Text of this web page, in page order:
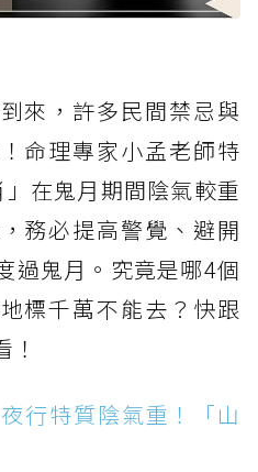
來，許多民間禁忌與
命理專家小孟老師特
在鬼月期間陰氣較重
務必提高警覺、避開
過鬼月。究竟是哪4個
標千萬不能去？快跟
行特質陰氣重！「山